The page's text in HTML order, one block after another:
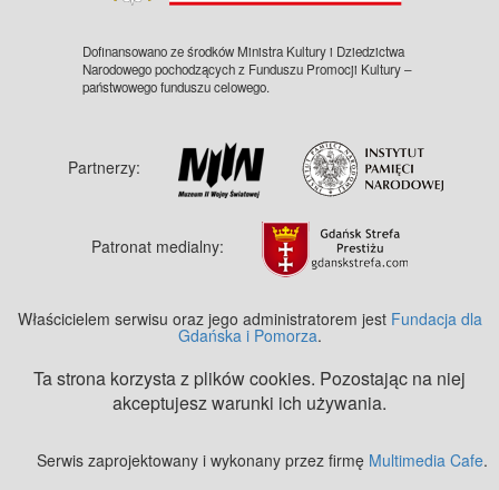
Dofinansowano ze środków Ministra Kultury i Dziedzictwa
Narodowego pochodzących z Funduszu Promocji Kultury –
państwowego funduszu celowego.
Partnerzy:
Patronat medialny:
Właścicielem serwisu oraz jego administratorem jest Fundacja dla
Gdańska i Pomorza.
Ta strona korzysta z plików cookies. Pozostając na niej
akceptujesz warunki ich używania.
Serwis zaprojektowany i wykonany przez firmę Multimedia Cafe.